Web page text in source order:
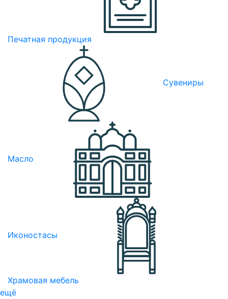
Печатная продукция
Сувениры
Масло
Иконостасы
Храмовая мебель
ещё